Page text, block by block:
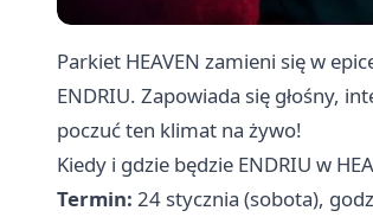
Parkiet HEAVEN zamieni się w
ENDRIU. Zapowiada się głośny,
poczuć ten klimat na żywo!
Kiedy i gdzie będzie ENDRIU w
Termin: 24 stycznia (sobota),